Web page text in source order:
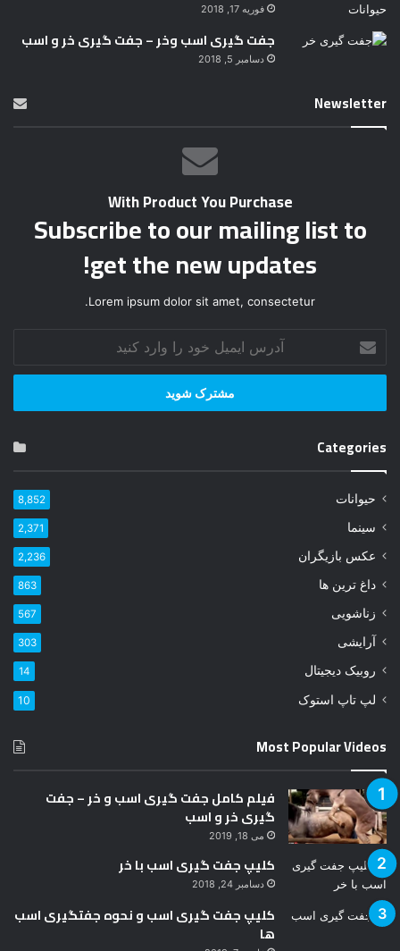
فوریه 17, 2018
جفت گیری اسب وخر – جفت گیری خر و اسب
دسامبر 5, 2018
Newsletter
With Product You Purchase
Subscribe to our mailing list to
get the new updates!
Lorem ipsum dolor sit amet, consectetur.
ر
ا
م
ی
خ
و
ر
ا
ا
ر
ک
ن
Categories
حیوانات 8,852
سینما 2,371
عکس بازیگران 2,236
داغ ترین ها 863
زناشویی 567
آرایشی 303
روبیک دیجیتال 14
لپ تاپ استوک 10
Most Popular Videos
فیلم کامل جفت گیری اسب و خر – جفت
گیری خر و اسب
می 18, 2019
کلیپ جفت گیری اسب با خر
دسامبر 24, 2018
کلیپ جفت گیری اسب و نحوه جفتگیری اسب
ها